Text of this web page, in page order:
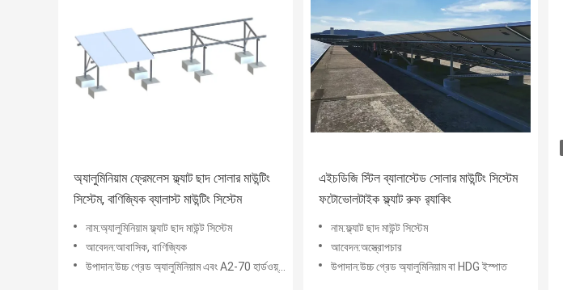
অ্যালুমিনিয়াম ফ্রেমলেস ফ্ল্যাট ছাদ সোলার মাউন্টিং
সিস্টেম, বাণিজ্যিক ব্যালাস্ট মাউন্টিং সিস্টেম
নাম:অ্যালুমিনিয়াম ফ্ল্যাট ছাদ মাউন্ট সিস্টেম
আবেদন:আবাসিক, বাণিজ্যিক
উপাদান:উচ্চ গ্রেড অ্যালুমিনিয়াম এবং A2-70 হার্ডওয়্যার
এইচডিজি স্টিল ব্যালাস্টেড সোলার মাউন্টিং সিস্টেম
ফটোভোলটাইক ফ্ল্যাট রুফ র‌্যাকিং
নাম:ফ্ল্যাট ছাদ মাউন্ট সিস্টেম
আবেদন:অস্ত্রোপচার
উপাদান:উচ্চ গ্রেড অ্যালুমিনিয়াম বা HDG ইস্পাত